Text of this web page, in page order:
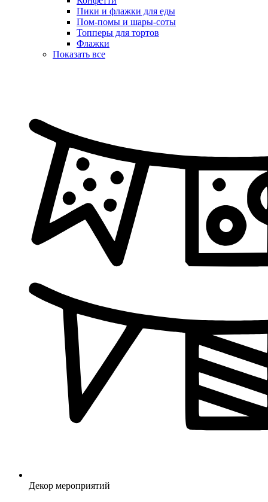
Пики и флажки для еды
Пом-помы и шары-соты
Топперы для тортов
Флажки
Показать все
Декор мероприятий